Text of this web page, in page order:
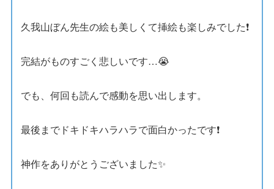
久我山ぼん先生の絵も美しくて挿絵も楽しみでした❗️
完結がものすごく悲しいです…😭
でも、何回も読んで感動を思い出します。
最後までドキドキハラハラで面白かったです❗️
神作をありがとうございました✨